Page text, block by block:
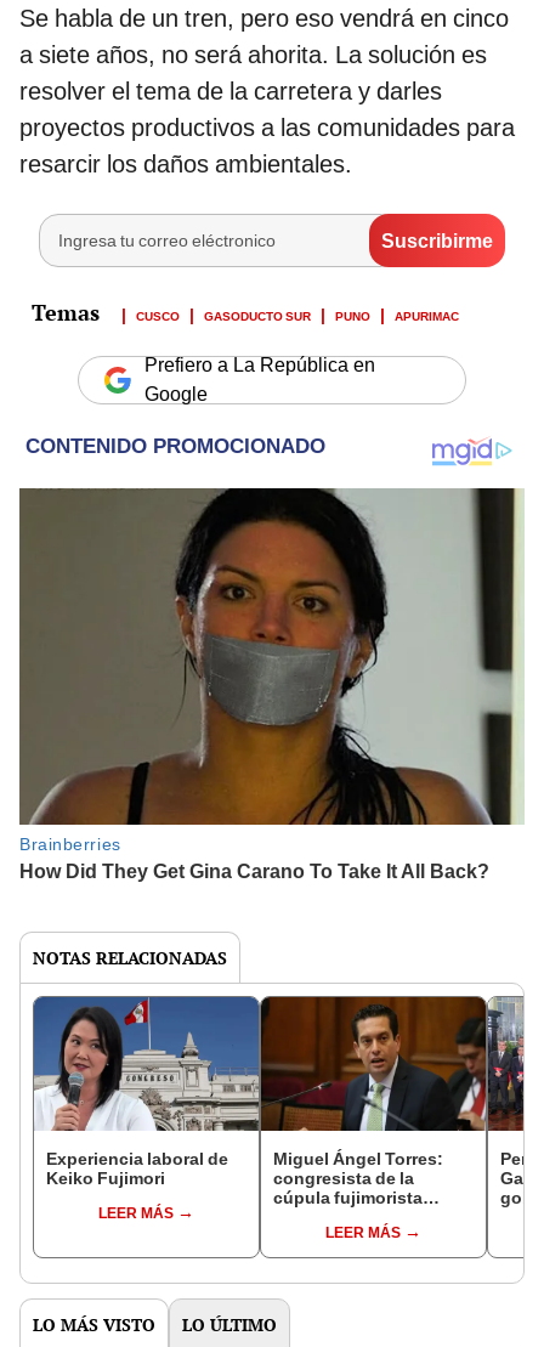
Se habla de un tren, pero eso vendrá en cinco
a siete años, no será ahorita. La solución es
resolver el tema de la carretera y darles
proyectos productivos a las comunidades para
resarcir los daños ambientales.
CUSCO GASODUCTO SUR PUNO APURIMAC
Prefiero a La República en
Google
NOTAS RELACIONADAS
Experiencia laboral de
Keiko Fujimori
LEER MÁS
Miguel Ángel Torres:
congresista de la
cúpula fujimorista
del SenadoLEER MÁS
LO MÁS VISTO LO ÚLTIMO